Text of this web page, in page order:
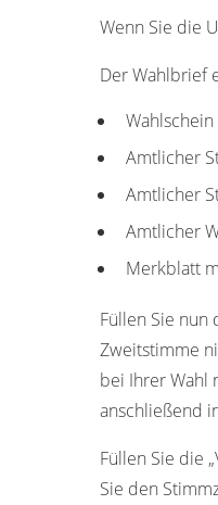
Wenn Sie die
Der Wahlbrief
Amtlicher
Amtlicher
Amtlicher
Merkblatt
Füllen Sie nun
Zweitstimme
bei Ihrer Wahl
anschließend
Füllen Sie die
Sie den